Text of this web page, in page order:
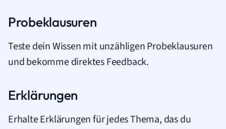
Probeklausuren
Teste dein Wissen mit unzähligen Probeklausuren
und bekomme direktes Feedback.
Erklärungen
Erhalte Erklärungen für jedes Thema, das du